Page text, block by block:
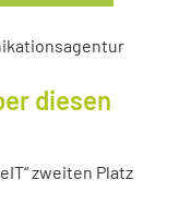
diesen
zweiten Platz